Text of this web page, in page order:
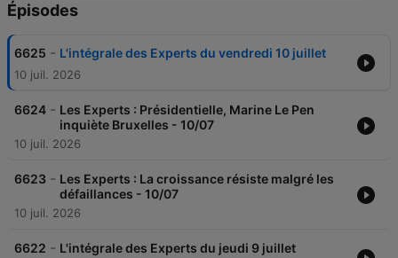
Épisodes
6625 - L'intégrale des Experts du vendredi 10 juillet
10 juil. 2026
6624 - Les Experts : Présidentielle, Marine Le Pen
inquiète Bruxelles - 10/07
10 juil. 2026
6623 - Les Experts : La croissance résiste malgré les
défaillances - 10/07
10 juil. 2026
6622 - L'intégrale des Experts du jeudi 9 juillet